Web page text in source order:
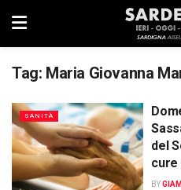
Tag: Maria Giovanna
SANITÀ
del
cure
BY